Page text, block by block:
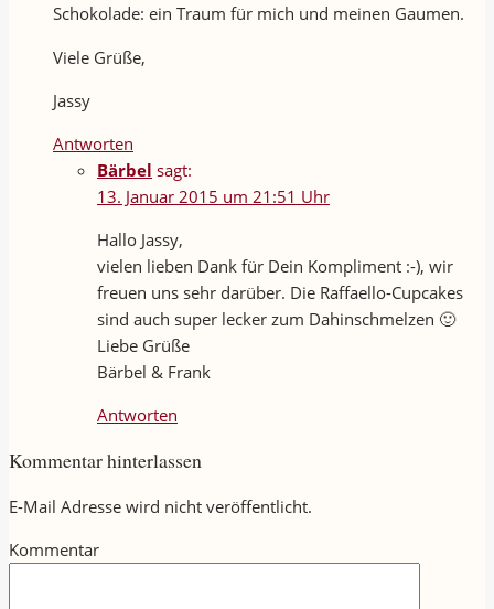
Schokolade: ein Traum für mich und meinen Gaumen.
Viele Grüße,
Jassy
Antworten
Bärbel sagt:
13. Januar 2015 um 21:51 Uhr
Hallo Jassy,
vielen lieben Dank für Dein Kompliment :-), wir
freuen uns sehr darüber. Die Raffaello-Cupcakes
sind auch super lecker zum Dahinschmelzen 🙂
Liebe Grüße
Bärbel & Frank
Antworten
Kommentar hinterlassen
E-Mail Adresse wird nicht veröffentlicht.
Kommentar